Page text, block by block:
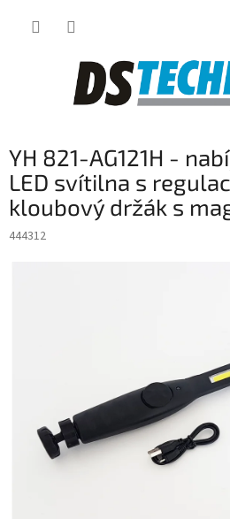
YH 821-AG121H -
LED svítilna s
kloubový držák s
444312